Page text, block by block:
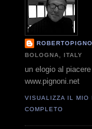
BOLOGNA, ITALY
un elogio al
www.pignoni.net
VISUALIZZA IL MIO
COMPLETO